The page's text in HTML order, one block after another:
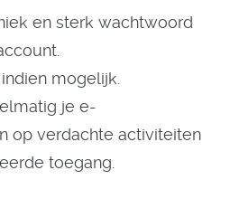
en sterk wachtwoord
mogelijk.
je e-
op verdachte activiteiten
toegang.